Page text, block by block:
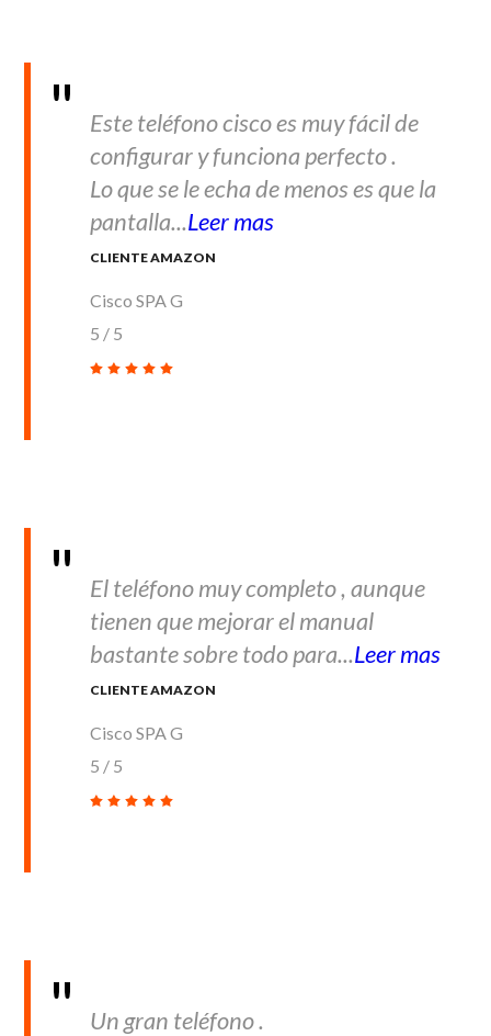
Este teléfono cisco es muy fácil de
configurar y funciona perfecto .
Lo que se le echa de menos es que la
pantalla...Leer mas
CLIENTE AMAZON
Cisco SPA G
5 / 5
El teléfono muy completo , aunque
tienen que mejorar el manual
bastante sobre todo para...Leer mas
CLIENTE AMAZON
Cisco SPA G
5 / 5
Un gran teléfono .